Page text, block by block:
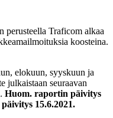
perusteella Traficom alkaa
koosteina.
elokuun, syyskuun ja
julkaistaan seuraavan
Huom. raportin päivitys
15.6.2021.